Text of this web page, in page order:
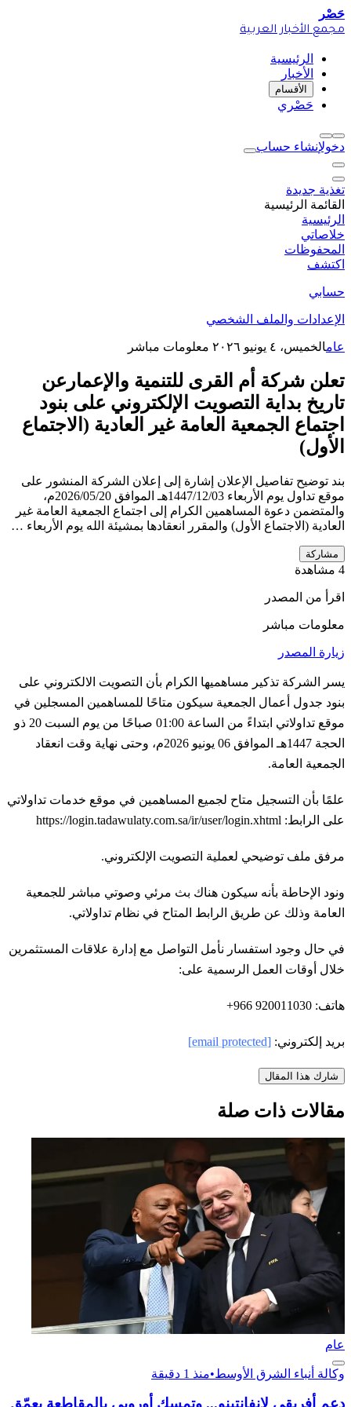
حَصْر
مجمع الأخبار العربية
الرئيسية
الأخبار
الأقسام
حَصْري
دخولإنشاء حساب
تغذية جديدة
القائمة الرئيسية
الرئيسية
خلاصاتي
المحفوظات
اكتشف
حسابي
الإعدادات والملف الشخصي
عامالخميس، ٤ يونيو ٢٠٢٦ معلومات مباشر
تعلن شركة أم القرى للتنمية والإعمارعن
تاريخ بداية التصويت الإلكتروني على بنود
اجتماع الجمعية العامة غير العادية (الاجتماع
الأول)
بند توضيح تفاصيل الإعلان إشارة إلى إعلان الشركة المنشور على
موقع تداول يوم الأربعاء 1447/12/03هـ الموافق 2026/05/20م،
والمتضمن دعوة المساهمين الكرام إلى اجتماع الجمعية العامة غير
العادية (الاجتماع الأول) والمقرر انعقادها بمشيئة الله يوم الأربعاء …
مشاركة
4 مشاهدة
اقرأ من المصدر
معلومات مباشر
زيارة المصدر
يسر الشركة تذكير مساهميها الكرام بأن التصويت الالكتروني على
بنود جدول أعمال الجمعية سيكون متاحًا للمساهمين المسجلين في
موقع تداولاتي ابتداءً من الساعة 01:00 صباحًا من يوم السبت 20 ذو
الحجة 1447هـ الموافق 06 يونيو 2026م، وحتى نهاية وقت انعقاد
الجمعية العامة‏.
علمًا بأن التسجيل متاح لجميع المساهمين في موقع خدمات تداولاتي
على الرابط: https://login.tadawulaty.com.sa/ir/user/login.xhtml
مرفق ملف توضيحي لعملية التصويت الإلكتروني.
ونود الإحاطة بأنه سيكون هناك بث مرئي وصوتي مباشر للجمعية
العامة وذلك عن طريق الرابط المتاح في نظام تداولاتي.
في حال وجود استفسار نأمل التواصل مع إدارة علاقات المستثمرين
خلال أوقات العمل الرسمية على:
هاتف: 920011030 966+
بريد إلكتروني: [email protected]
شارك هذا المقال
مقالات ذات صلة
عام
وكالة أنباء الشرق الأوسط•منذ 1 دقيقة